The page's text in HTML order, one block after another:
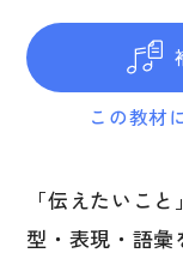
図表
辞典
漢字字典（辞典）
英語辞典
この教材
「伝えたいこ
型・表現・語